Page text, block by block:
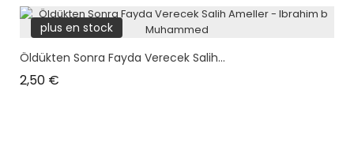
plus en stock
Öldükten Sonra Fayda Verecek Salih...
2,50 €